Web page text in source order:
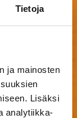
Tietoja
ja mainosten
Lisäksi
analytiikka-
sinuun